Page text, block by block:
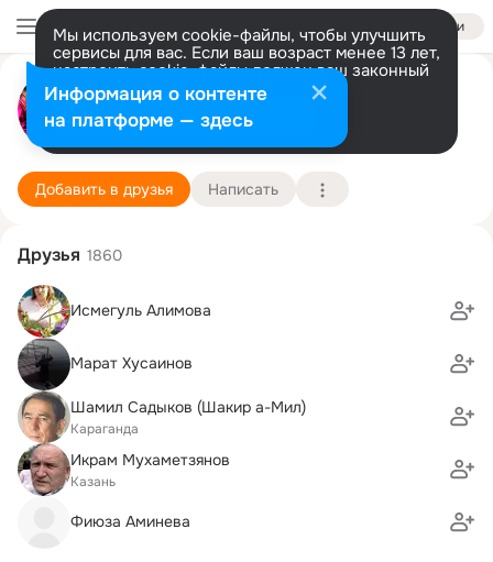
Войти
Мы используем cookie-файлы, чтобы улучшить
сервисы для вас. Если ваш возраст менее 13 лет,
настроить cookie-файлы должен ваш законный
представитель. Больше информации
Разрешить все Настроить
Татары Сызрани
г. Сызрань (Самарская область)
Подробнее
Добавить в друзья Написать
Друзья 1860
Исмегуль Алимова
Марат Хусаинов
Шамил Садыков (Шакир а-Мил)
Караганда
Икрам Мухаметзянов
Казань
Фиюза Аминева
Информация о контенте
на платформе — здесь